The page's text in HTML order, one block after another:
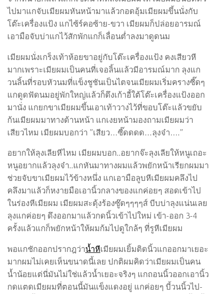
ไปมาแกจับเมียผมหันหน้ามาแล้วกอดอุ้มเมียผมขึ้นนั่งกับ
โต๊ะเครื่องแป้ง แกไซ้ร์คอซ้าย-ขวา เมียผมก็ปล่อยอารมณ์
เอามือจับบ่าแกไว้สักพักแกก็เลื่อนต่ำลงมาดูดนม
เมียผมนั่งเกร็งเท้าห้อยขาอยู่กับโต๊ะเครื่องแป้ง คงเสียวหี
มากเพราะเมียผมเป็นคนที่เจอลิ้นแล้วมีอารมณ์มาก ลุงแก
วนลิ้นที่รอบหัวนมที่แข็งชูชันเป็นไตจนเมียผมเริ่มครางซี๊ดๆ
แกดูดฟัดนมอยู่พักใหญ่แล้วก็ดึงเก้าอี้ใต้โต๊ะเครื่องแป้งออก
มานั่ง แกยกขาเมียผมขึ้นเอาเท้าวางไว้ที่ขอบโต๊ะแล้วขยับ
ก้นเมียผมมาทางด้านหน้า แกเงยหน้ามองถามเมียผมว่า
เสียวไหม เมียผมบอกว่า ”เสียว…ซี๊ดดดด…ลุงจ๋า….”
อยากให้ลุงเลียหีไหม เมียผมบอก..อยากจ๊ะลุงเลียให้หนูเถอะ
หนูอยากแล้วลุงจ๋า..แกหันมาทางผมแล้วพยักหน้าเรียกผมมา
ช่วยจับขาเมียผมไว้ข้างหนึ่ง แกเอามือลูบหีเมียผมคลึงไป
คลึงมาแล้วก็หงายมือเอานิ้วกลางของแกค่อยๆ สอดเข้าไป
ในร่องหีเมียผม เมียผมสะดุ้งร้องซู๊ดๆๆๆๆส์ บีบบ่าลุงแน่นเลย
ลุงแกค่อยๆ ดึงออกมาแล้วกดนิ้วเข้าไปใหม่ เข้า-ออก 3-4
ครั้งแล้วแกก็พยักหน้าให้ผมก้มไปดูใกล้ๆ ที่รูหีเมียผม
พอแกชักออกปรากฎว่าน้ำหีเมียผมเยิ้มติดนิ้วแกออกมาเยอะ
มากผมไม่เคยเห็นขนาดนี้เลย ปกติผมคิดว่าเมียผมเป็นคน
น้ำน้อยแต่นี่มันไม่ใช่แล้วน้ำเยอะจริงๆ แกถอนนิ้วออกเอานิ้ว
กดแตดเมียผมที่ตอนนี้มันแข็งแดงอยู่ แกค่อยๆ บี้วนนิ้วไป-